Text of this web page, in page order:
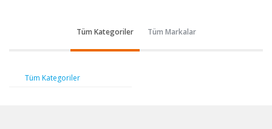
Tüm Kategoriler Tüm Markalar
Tüm Kategoriler